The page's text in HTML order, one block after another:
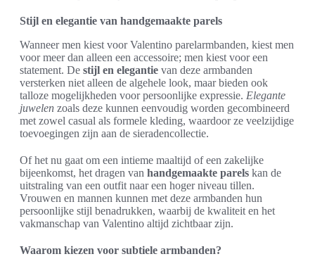
Stijl en elegantie van handgemaakte parels
Wanneer men kiest voor Valentino parelarmbanden, kiest men
voor meer dan alleen een accessoire; men kiest voor een
statement. De stijl en elegantie van deze armbanden
versterken niet alleen de algehele look, maar bieden ook
talloze mogelijkheden voor persoonlijke expressie. Elegante
juwelen zoals deze kunnen eenvoudig worden gecombineerd
met zowel casual als formele kleding, waardoor ze veelzijdige
toevoegingen zijn aan de sieradencollectie.
Of het nu gaat om een intieme maaltijd of een zakelijke
bijeenkomst, het dragen van handgemaakte parels kan de
uitstraling van een outfit naar een hoger niveau tillen.
Vrouwen en mannen kunnen met deze armbanden hun
persoonlijke stijl benadrukken, waarbij de kwaliteit en het
vakmanschap van Valentino altijd zichtbaar zijn.
Waarom kiezen voor subtiele armbanden?